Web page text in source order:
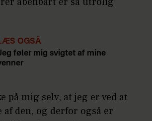
OGSÅ
føler mig svigtet af mine
på mig selv, at jeg er ved at
den, og derfor også er